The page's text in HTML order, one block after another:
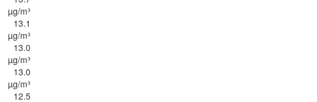
µg/m³
13.1
µg/m³
13.0
µg/m³
13.0
µg/m³
12.5